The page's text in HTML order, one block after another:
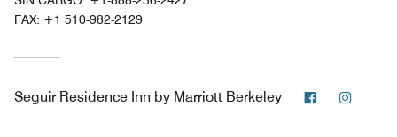
FAX: +1 510-982-2129
Seguir Residence Inn by Marriott Berkeley Facebook